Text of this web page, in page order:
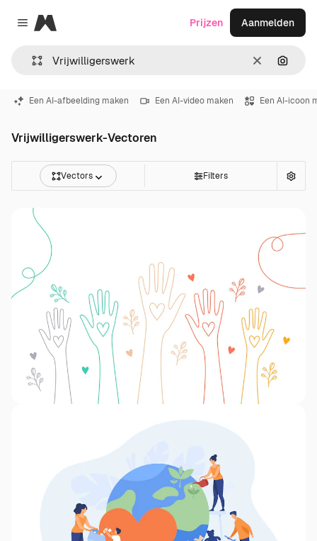
Close menu
Magnific
Wissen
Prijzen Aanmelden
Een AI-afbeelding maken Een AI-video maken Een AI-icoon
Vrijwilligerswerk-Vectoren
Vectors Filters